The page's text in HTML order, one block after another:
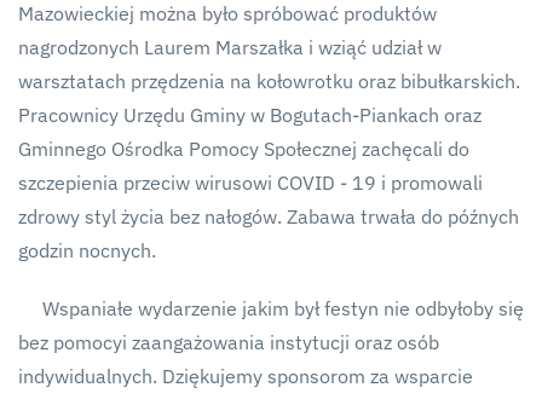
Mazowieckiej można było spróbować produktów
nagrodzonych Laurem Marszałka i wziąć udział w
warsztatach przędzenia na kołowrotku oraz bibułkarskich.
Pracownicy Urzędu Gminy w Bogutach-Piankach oraz
Gminnego Ośrodka Pomocy Społecznej zachęcali do
szczepienia przeciw wirusowi COVID - 19 i promowali
zdrowy styl życia bez nałogów. Zabawa trwała do późnych
godzin nocnych.
Wspaniałe wydarzenie jakim był festyn nie odbyłoby się
bez pomocyi zaangażowania instytucji oraz osób
indywidualnych. Dziękujemy sponsorom za wsparcie